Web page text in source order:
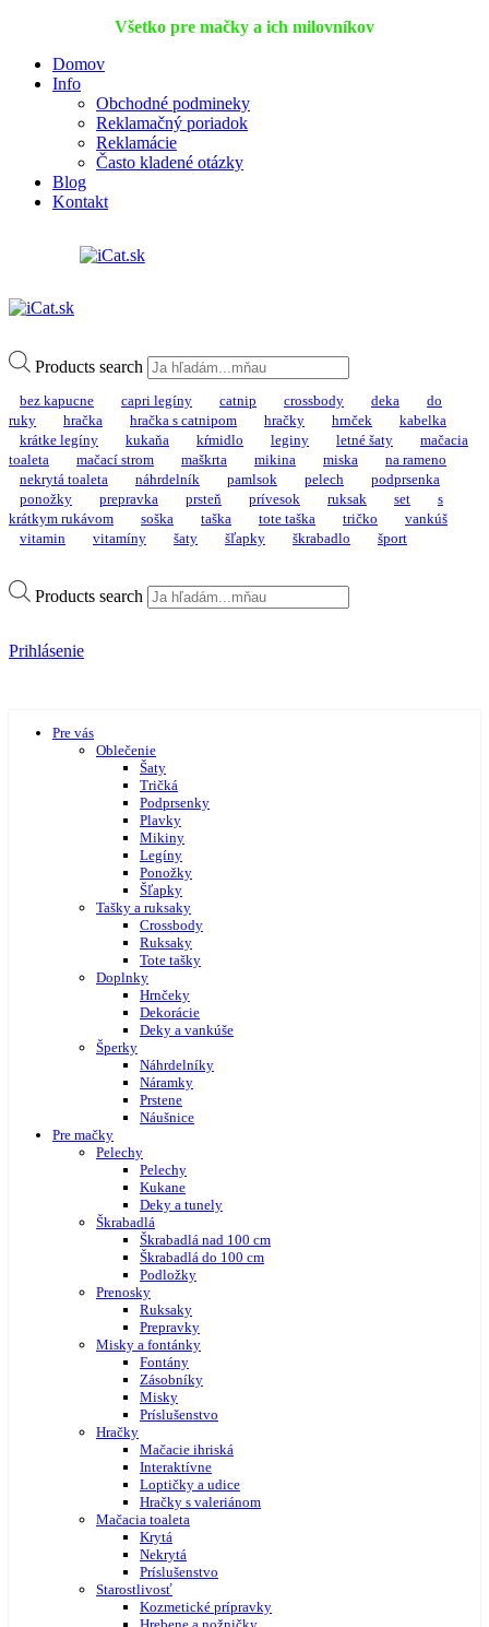
Všetko pre mačky a ich milovníkov
Domov
Info
Obchodné podmineky
Reklamačný poriadok
Reklamácie
Často kladené otázky
Blog
Kontakt
Products search
bez kapucne capri legíny catnip crossbody deka
do
ruky
hračka hračka s catnipom hračky hrnček
kabelka
krátke legíny
kukaňa kŕmidlo leginy letné šaty
mačacia
toaleta
mačací strom maškrta mikina miska
na rameno
nekrytá toaleta
náhrdelník pamlsok pelech
podprsenka
ponožky
prepravka prsteň prívesok ruksak set
s
krátkym rukávom
soška taška tote taška tričko
vankúš
vitamin
vitamíny šaty šľapky škrabadlo šport
Products search
Prihlásenie
Pre vás
Oblečenie
Šaty
Tričká
Podprsenky
Plavky
Mikiny
Legíny
Ponožky
Šľapky
Tašky a ruksaky
Crossbody
Ruksaky
Tote tašky
Doplnky
Hrnčeky
Dekorácie
Deky a vankúše
Šperky
Náhrdelníky
Náramky
Prstene
Náušnice
Pre mačky
Pelechy
Pelechy
Kukane
Deky a tunely
Škrabadlá
Škrabadlá nad 100 cm
Škrabadlá do 100 cm
Podložky
Prenosky
Ruksaky
Prepravky
Misky a fontánky
Fontány
Zásobníky
Misky
Príslušenstvo
Hračky
Mačacie ihriská
Interaktívne
Loptičky a udice
Hračky s valeriánom
Mačacia toaleta
Krytá
Nekrytá
Príslušenstvo
Starostlivosť
Kozmetické prípravky